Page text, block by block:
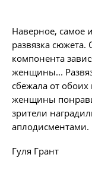
Наверное, самое
развязка сюжета.
компонента
женщины...
сбежала от
женщины
зрители
аплодисментами.
Гуля Грант